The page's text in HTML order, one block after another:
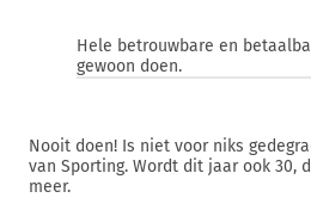
Hele betrouwbare en
gewoon doen.
Nooit doen! Is niet voor niks
van Sporting. Wordt dit jaar ook 30,
meer.